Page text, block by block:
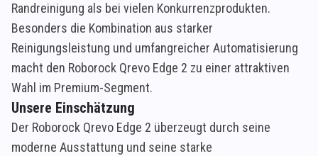
Randreinigung als bei vielen Konkurrenzprodukten.
Besonders die Kombination aus starker
Reinigungsleistung und umfangreicher Automatisierung
macht den Roborock Qrevo Edge 2 zu einer attraktiven
Wahl im Premium-Segment.
Unsere Einschätzung
Der Roborock Qrevo Edge 2 überzeugt durch seine
moderne Ausstattung und seine starke